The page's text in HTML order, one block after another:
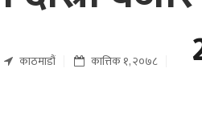
काठमाडौं कात्तिक १, २०७८